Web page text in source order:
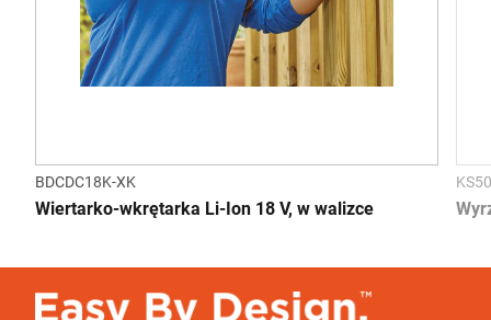
BDCDC18K-XK
Wiertarko-wkrętarka Li-Ion 18 V, w walizce